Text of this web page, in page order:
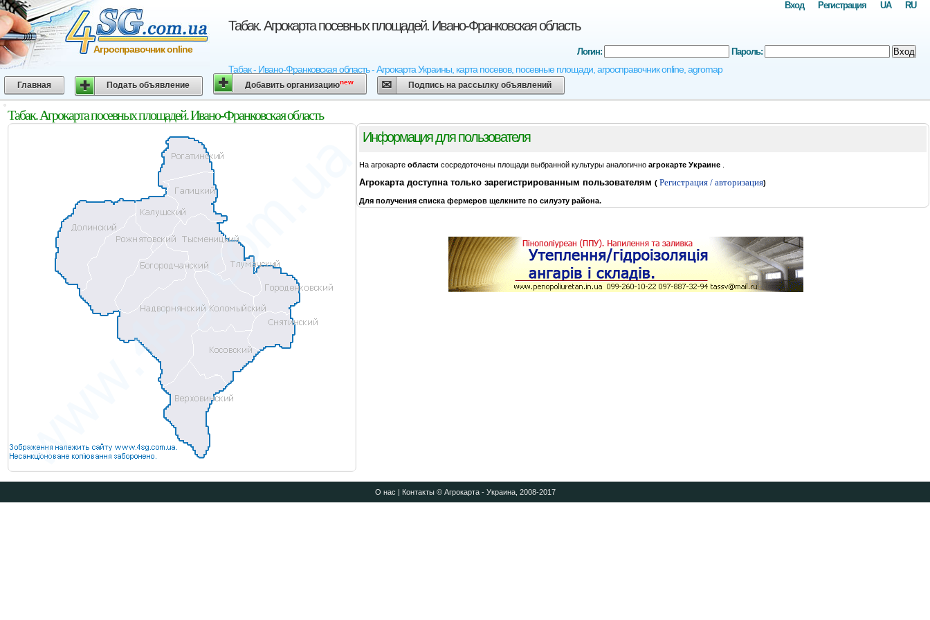
Табак. Агрокарта посевных площадей. Ивано-Франковская область
Табак - Ивано-Франковская область - Агрокарта Украины, карта посевов, посевные площади, агросправочник online, agromap
Агросправочник online
RU
UA
Регистрация
Вход
Логин: Пароль: Вход
Главная Подать объявление Добавить организациюnew Подпись на рассылку объявлений
Табак. Агрокарта посевных площадей. Ивано-Франковская область
Информация для пользователя
На агрокарте области сосредоточены площади выбранной культуры аналогично агрокарте Украине
Агрокарта доступна только зарегистрированным пользователям ( Регистрация / авторизация)
Для получения списка фермеров щелкните по силуэту района.
О нас | Контакты© Агрокарта - Украина, 2008-2017